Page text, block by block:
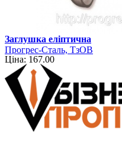
Заглушка еліптична
Прогрес-Сталь, ТзОВ
Ціна: 167.00